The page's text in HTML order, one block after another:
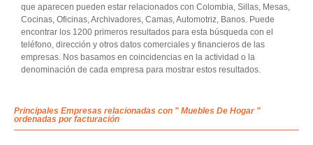
que aparecen pueden estar relacionados con Colombia, Sillas, Mesas,
Cocinas, Oficinas, Archivadores, Camas, Automotriz, Banos. Puede
encontrar los 1200 primeros resultados para esta búsqueda con el
teléfono, dirección y otros datos comerciales y financieros de las
empresas. Nos basamos en coincidencias en la actividad o la
denominación de cada empresa para mostrar estos resultados.
Principales Empresas relacionadas con " Muebles De Hogar "
ordenadas por facturación